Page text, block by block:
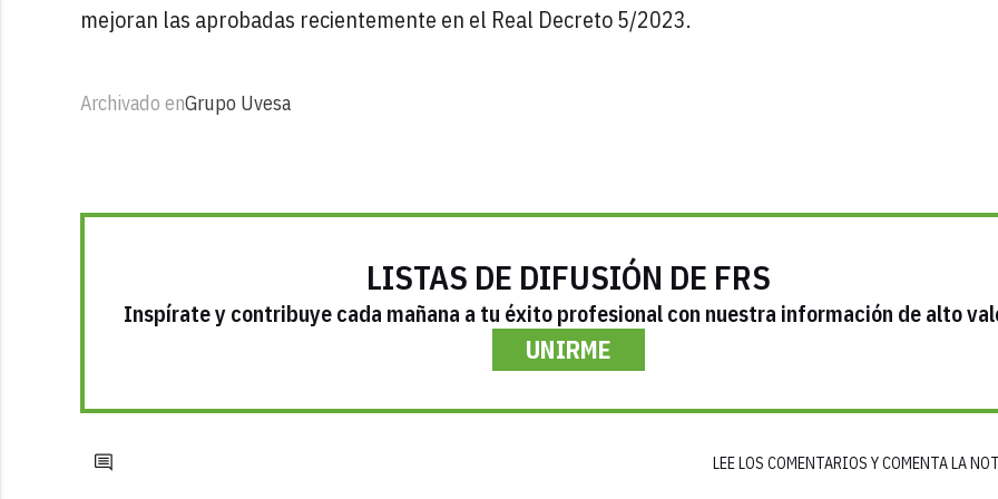
mejoran las aprobadas recientemente en el Real Decreto 5/2023.
Archivado enGrupo Uvesa
LISTAS DE DIFUSIÓN DE FRS
Inspírate y contribuye cada mañana a tu éxito profesional con nuestra información de alto
UNIRME
LEE LOS COMENTARIOS Y COMENTA LA